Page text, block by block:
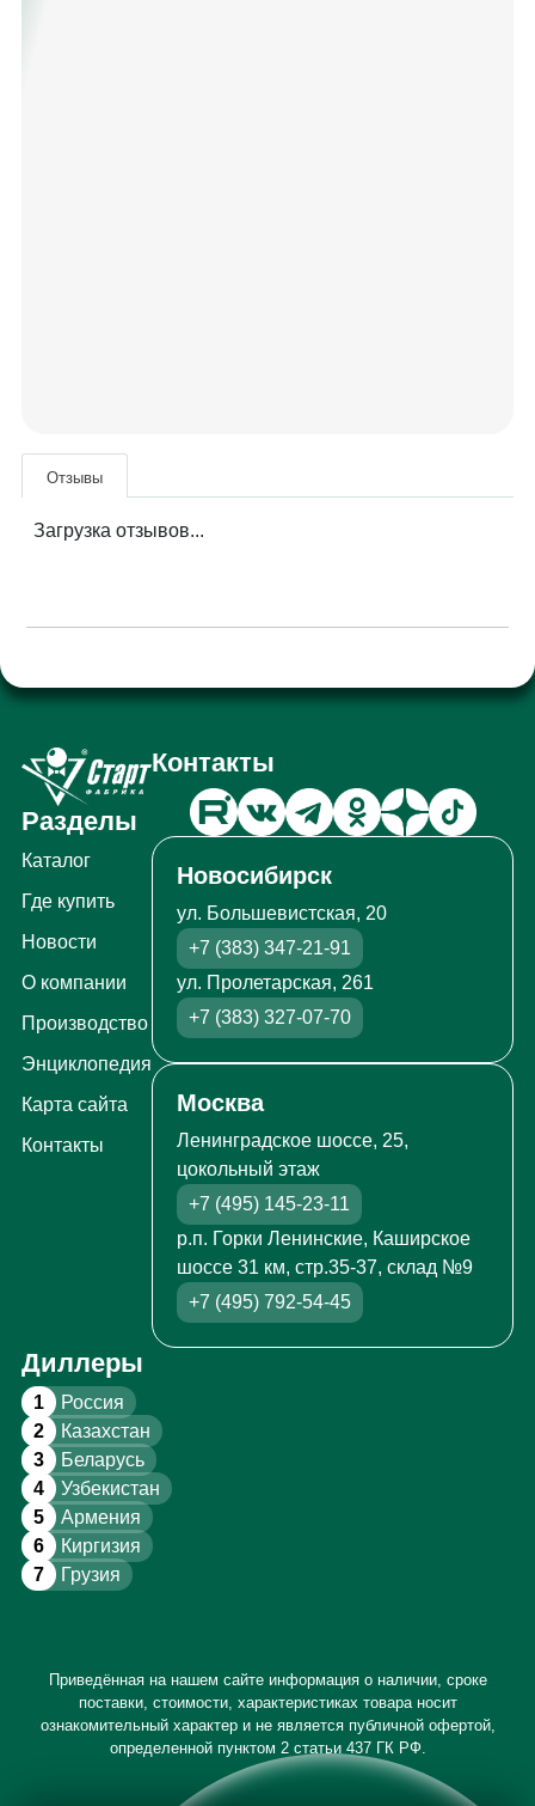
Отзывы
Загрузка отзывов...
Разделы
Каталог
Где купить
Новости
О компании
Производство
Энциклопедия
Карта сайта
Контакты
Контакты
Новосибирск
ул. Большевистская, 20
+7 (383) 347-21-91
ул. Пролетарская, 261
+7 (383) 327-07-70
Москва
Ленинградское шоссе, 25,
цокольный этаж
+7 (495) 145-23-11
р.п. Горки Ленинские, Каширское
шоссе 31 км, стр.35-37, склад №9
+7 (495) 792-54-45
Диллеры
1 Россия
2 Казахстан
3 Беларусь
4 Узбекистан
5 Армения
6 Киргизия
7 Грузия
Приведённая на нашем сайте информация о наличии, сроке
поставки, стоимости, характеристиках товара носит
ознакомительный характер и не является публичной офертой,
определенной пунктом 2 статьи 437 ГК РФ.